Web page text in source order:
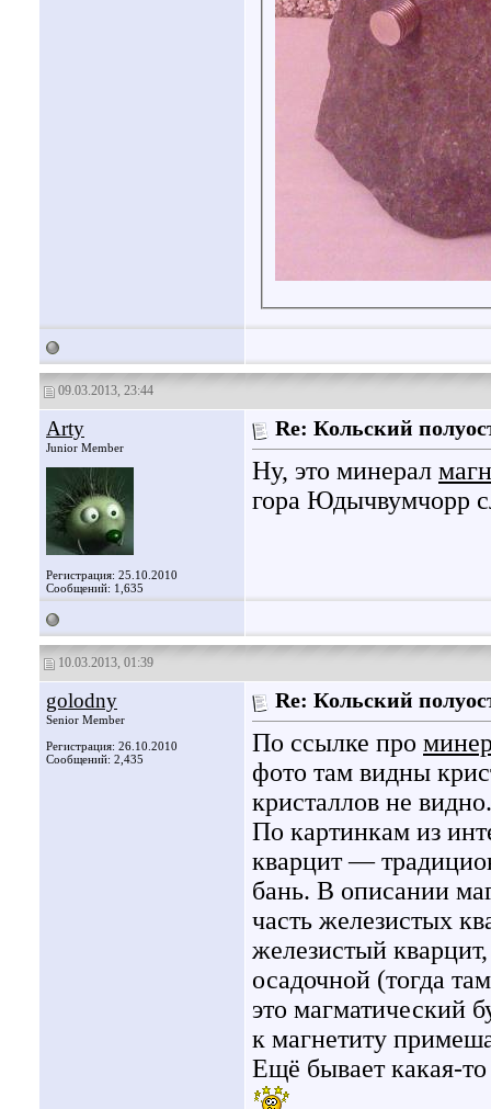
09.03.2013, 23:44
Arty
Junior Member
Регистрация: 25.10.2010
Сообщений: 1,635
Re: Кольский
Ну, это минерал
гора Юдычвумчорр
10.03.2013, 01:39
golodny
Senior Member
Регистрация: 26.10.2010
Сообщений: 2,435
Re: Кольский
По ссылке про
фото там видны
кристаллов не
По картинкам из
кварцит —
бань. В описании
часть железистых
железистый
осадочной (тогда
это магматический
к магнетиту
Ещё бывает какая-